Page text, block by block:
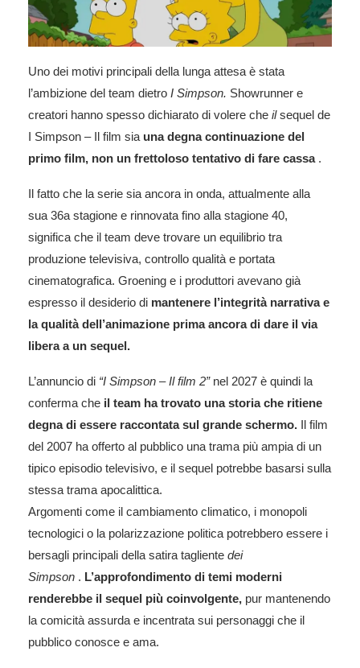
Uno dei motivi principali della lunga attesa è stata
l’ambizione del team dietro I Simpson. Showrunner e
creatori hanno spesso dichiarato di volere che ilsequel de
I Simpson – Il film sia una degna continuazione del
primo film, non un frettoloso tentativo di fare cassa.
Il fatto che la serie sia ancora in onda, attualmente alla
sua 36a stagione e rinnovata fino alla stagione 40,
significa che il team deve trovare un equilibrio tra
produzione televisiva, controllo qualità e portata
cinematografica. Groening e i produttori avevano già
espresso il desiderio di mantenere l’integrità narrativa e
la qualità dell’animazione prima ancora di dare il via
libera a un sequel.
L’annuncio di “I Simpson – Il film 2”nel 2027 è quindi la
conferma che il team ha trovato una storia che ritiene
degna di essere raccontata sul grande schermo. Il film
del 2007 ha offerto al pubblico una trama più ampia di un
tipico episodio televisivo, e il sequel potrebbe basarsi sulla
stessa trama apocalittica.
Argomenti come il cambiamento climatico, i monopoli
tecnologici o la polarizzazione politica potrebbero essere i
bersagli principali della satira tagliente dei
Simpson . L’approfondimento di temi moderni
renderebbe il sequel più coinvolgente, pur mantenendo
la comicità assurda e incentrata sui personaggi che il
pubblico conosce e ama.